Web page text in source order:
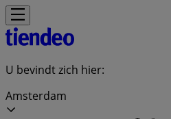
U bevindt zich hier:
Amsterdam